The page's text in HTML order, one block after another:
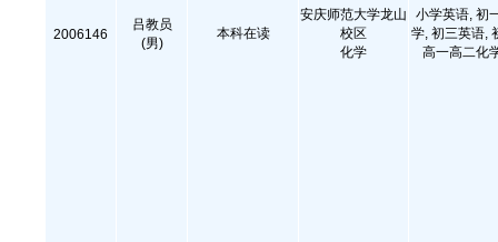
2006146
吕教员
(男)
本科在读
安庆师范大学龙山
校区
化学
小学英语, 初
学, 初三英语,
高一高二化